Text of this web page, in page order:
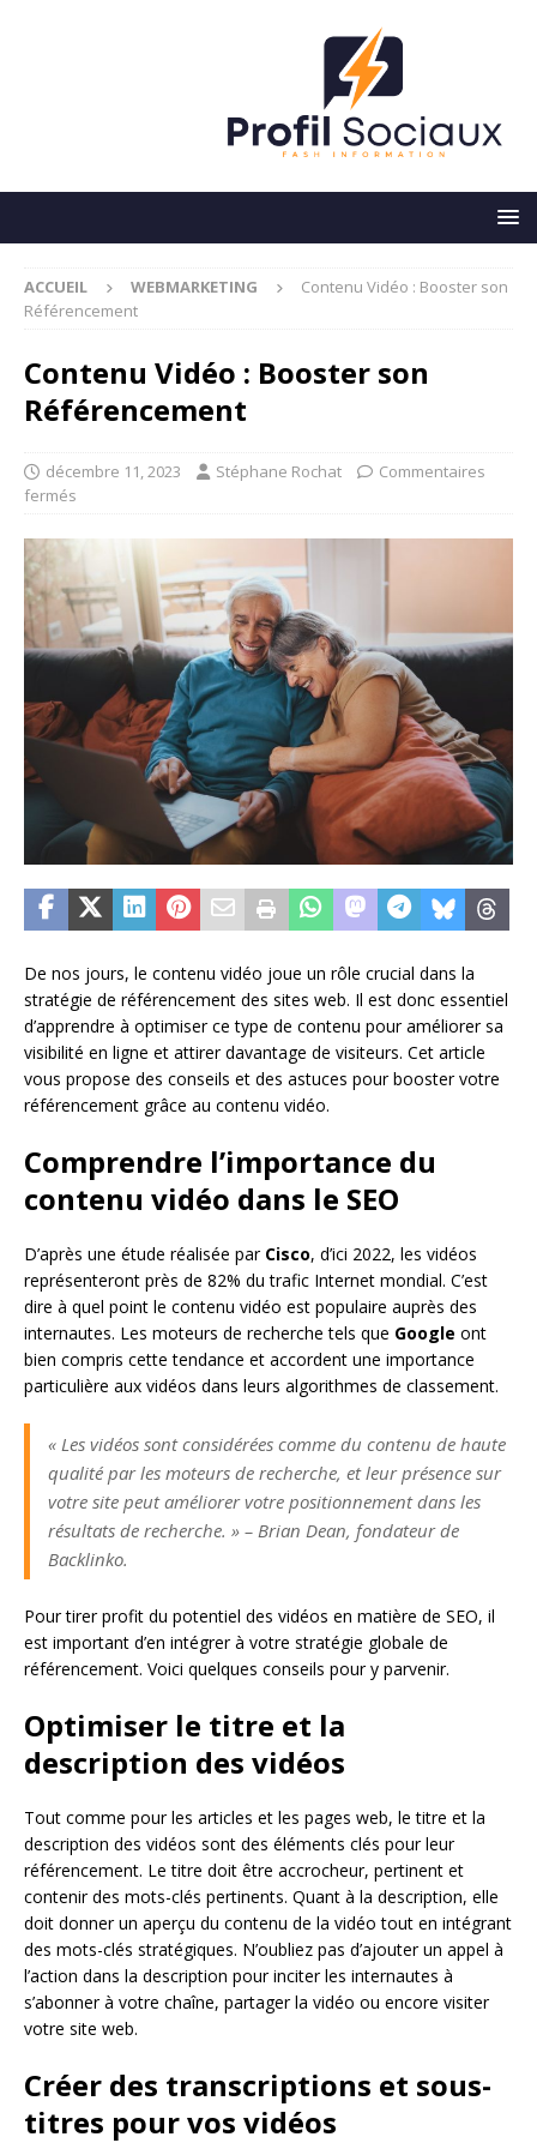
ACCUEIL WEBMARKETING
Contenu Vidéo : Booster son
Référencement
Contenu Vidéo : Booster son
Référencement
décembre 11, 2023 Stéphane Rochat
Commentaires
fermés
De nos jours, le contenu vidéo joue un rôle crucial dans la
stratégie de référencement des sites web. Il est donc essentiel
d’apprendre à optimiser ce type de contenu pour améliorer sa
visibilité en ligne et attirer davantage de visiteurs. Cet article
vous propose des conseils et des astuces pour booster votre
référencement grâce au contenu vidéo.
Comprendre l’importance du
contenu vidéo dans le SEO
D’après une étude réalisée par Cisco, d’ici 2022, les vidéos
représenteront près de 82% du trafic Internet mondial. C’est
dire à quel point le contenu vidéo est populaire auprès des
internautes. Les moteurs de recherche tels que Google ont
bien compris cette tendance et accordent une importance
particulière aux vidéos dans leurs algorithmes de classement.
« Les vidéos sont considérées comme du contenu de haute
qualité par les moteurs de recherche, et leur présence sur
votre site peut améliorer votre positionnement dans les
résultats de recherche. » – Brian Dean, fondateur de
Backlinko.
Pour tirer profit du potentiel des vidéos en matière de SEO, il
est important d’en intégrer à votre stratégie globale de
référencement. Voici quelques conseils pour y parvenir.
Optimiser le titre et la
description des vidéos
Tout comme pour les articles et les pages web, le titre et la
description des vidéos sont des éléments clés pour leur
référencement. Le titre doit être accrocheur, pertinent et
contenir des mots-clés pertinents. Quant à la description, elle
doit donner un aperçu du contenu de la vidéo tout en intégrant
des mots-clés stratégiques. N’oubliez pas d’ajouter un appel à
l’action dans la description pour inciter les internautes à
s’abonner à votre chaîne, partager la vidéo ou encore visiter
votre site web.
Créer des transcriptions et sous-
titres pour vos vidéos